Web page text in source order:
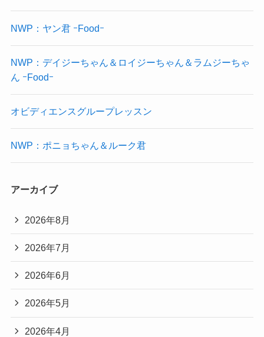
NWP：ヤン君 ｰFoodｰ
NWP：デイジーちゃん＆ロイジーちゃん＆ラムジーちゃ
ん ｰFoodｰ
オビディエンスグループレッスン
NWP：ポニョちゃん＆ルーク君
アーカイブ
2026年8月
2026年7月
2026年6月
2026年5月
2026年4月